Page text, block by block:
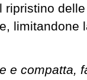
ripristino
limitandone
e compatta,